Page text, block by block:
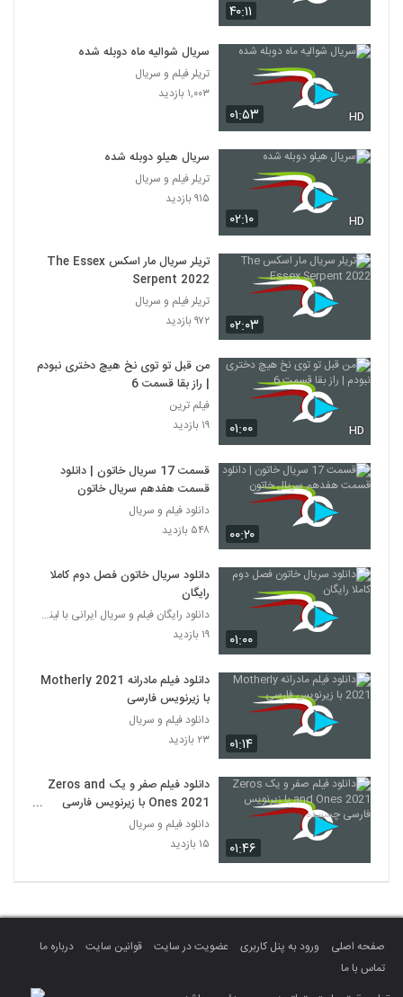
۴۰:۱۱
۰۱:۵۳ HD
سریال شوالیه ماه دوبله شده
تریلر فیلم و سریال
۱,۰۰۳ بازدید
۰۲:۱۰ HD
سریال هیلو دوبله شده
تریلر فیلم و سریال
۹۱۵ بازدید
۰۲:۰۳
تریلر سریال مار اسکس The Essex
Serpent 2022
تریلر فیلم و سریال
۹۷۲ بازدید
۰۱:۰۰ HD
من قبل تو توی نخ هیچ دختری نبودم
| راز بقا قسمت 6
فیلم ترین
۱۹ بازدید
۰۰:۲۰
قسمت 17 سریال خاتون | دانلود
قسمت هفدهم سریال خاتون
دانلود فیلم و سریال
۵۴۸ بازدید
۰۱:۰۰
دانلود سریال خاتون فصل دوم کاملا
رایگان
دانلود رایگان فیلم و سریال ایرانی با لینک مستقیم
۱۹ بازدید
۰۱:۱۴
دانلود فیلم مادرانه Motherly 2021
با زیرنویس فارسی
دانلود فیلم و سریال
۲۳ بازدید
۰۱:۴۶
دانلود فیلم صفر و یک Zeros and
Ones 2021 با زیرنویس فارسی
چسبیده
دانلود فیلم و سریال
۱۵ بازدید
صفحه اصلی ورود به پنل کاربری عضویت در سایت قوانین سایت
درباره ما
تماس با ما